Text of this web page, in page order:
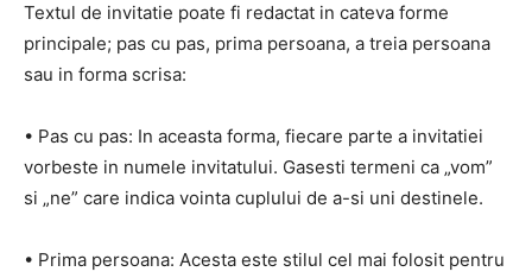
Textul de invitatie poate fi redactat in cateva forme
principale; pas cu pas, prima persoana, a treia persoana
sau in forma scrisa:
• Pas cu pas: In aceasta forma, fiecare parte a invitatiei
vorbeste in numele invitatului. Gasesti termeni ca „vom”
si „ne” care indica vointa cuplului de a-si uni destinele.
• Prima persoana: Acesta este stilul cel mai folosit pentru